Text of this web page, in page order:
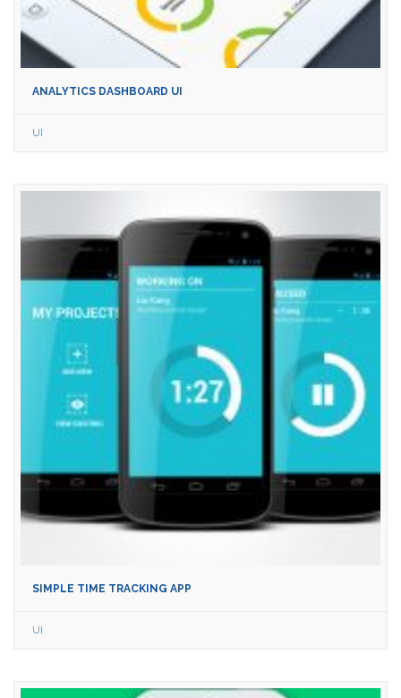
ANALYTICS DASHBOARD UI
UI
SIMPLE TIME TRACKING APP
UI